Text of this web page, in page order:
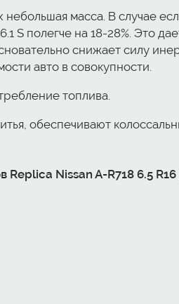
масса. В случае
S полегче на 18-28%. Это
снижает силу
авто в совокупности.
топлива.
обеспечивают
Nissan A-R718 6.5 R16